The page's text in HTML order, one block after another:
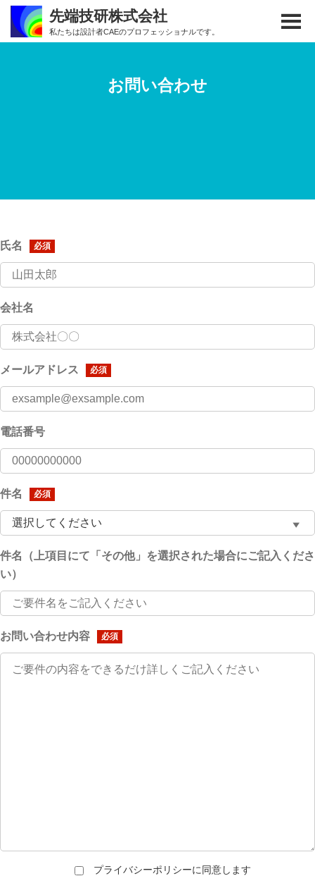
Skip
main
Skip
footer
先端技研株式会社
私たちは設計者CAEのプロフェッショナルです。
お問い合わせ
氏名 必須
会社名
メールアドレス 必須
電話番号
件名 必須
件名（上項目にて「その他」を選択された場合にご記入くださ
い）
お問い合わせ内容 必須
プライバシーポリシーに同意します